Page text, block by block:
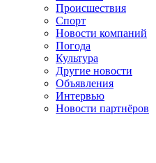
Проиcшествия
Спорт
Новости компаний
Погода
Культура
Другие новости
Объявления
Интервью
Новости партнёров